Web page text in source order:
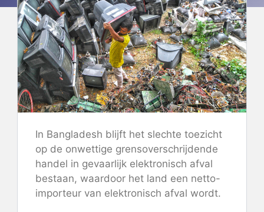
In Bangladesh blijft het slechte toezicht
op de onwettige grensoverschrijdende
handel in gevaarlijk elektronisch afval
bestaan, waardoor het land een netto-
importeur van elektronisch afval wordt.